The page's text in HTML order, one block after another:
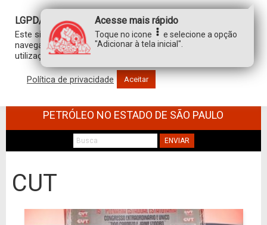
SINDICATO DOS TRABALHADORES NO
PETRÓLEO NO ESTADO DE SÃO PAULO
ENVIAR
CUT
LGPD/GDPR
Este site usa cookies para personalizar sua experiência de
navegação. Ao clicar em “aceitar”, você concorda com a
utilização de TODOS os cookies.
Política de privacidade Aceitar
Acesse mais rápido
Toque no icone
e selecione a opção
"Adicionar à tela inicial".